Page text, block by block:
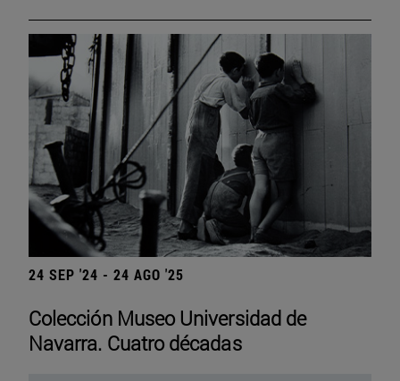
24 SEP '24 - 24 AGO '25
Colección Museo Universidad de
Navarra. Cuatro décadas